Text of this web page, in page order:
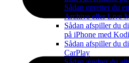
Sådan opretter du
Archive eller Live
Sådan afspiller du
på iPhone med
Sådan afspiller du
CarPlay